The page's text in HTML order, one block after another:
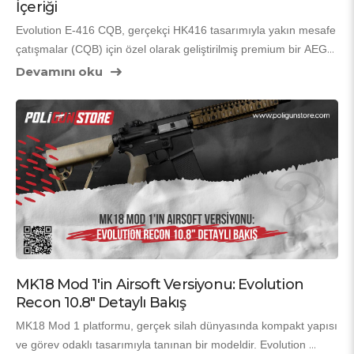
İçeriği
Evolution E-416 CQB, gerçekçi HK416 tasarımıyla yakın mesafe
çatışmalar (CQB) için özel olarak geliştirilmiş premium bir AEG.
Metal ağırlıklı sağlam gövdesi, 6.01 mm hassas iç namlu ve
sunuyor. PoligunStore’un LiPo pil, kaliteli BB ve M120 yedek yay
hediyeli paketiyle gelen bu tüfek, kutudan çıkar çıkmaz sahaya
hazır hale geliyor – hem yeni başlayanlar hem de deneyimli
oyuncular için mükemmel bir seçim.
Devamını oku
MK18 Mod 1'in Airsoft Versiyonu: Evolution
Recon 10.8" Detaylı Bakış
MK18 Mod 1 platformu, gerçek silah dünyasında kompakt yapısı
ve görev odaklı tasarımıyla tanınan bir modeldir. Evolution